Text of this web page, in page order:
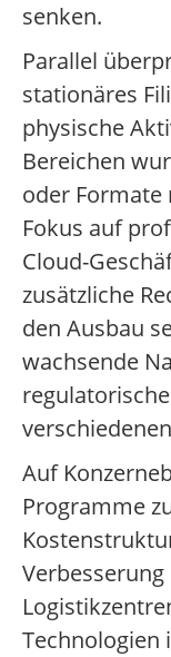
senken.
Parallel
stationäres
physische
Bereichen
oder Formate
Fokus auf
Cloud-
zusätzliche
den Ausbau
wachsende
Auf
Programme
Technologien